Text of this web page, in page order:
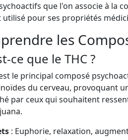
que l'on associe à la
utilisé pour ses propriétés
les
ce que le THC ?
le principal composé
du cerveau, provoquant
par ceux qui souhaitent
: Euphorie, relaxation,